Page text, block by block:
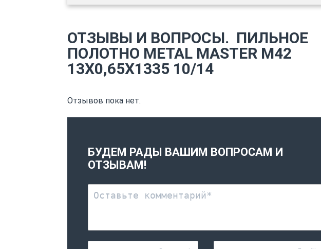
ОТЗЫВЫ И ВОПРОСЫ. ПИЛЬНОЕ
ПОЛОТНО METAL MASTER M42
13Х0,65Х1335 10/14
Отзывов пока нет.
БУДЕМ РАДЫ ВАШИМ ВОПРОСАМ И
ОТЗЫВАМ!